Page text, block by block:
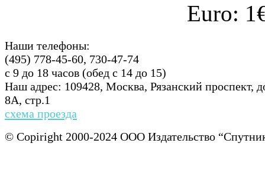
Euro:
Наши телефоны:
(495) 778-45-60, 730-47-74
с 9 до 18 часов (обед с 14 до 15)
Наш адрес: 109428, Москва, Рязанский проспект,
8А, стр.1
схема проезда
© Copiright 2000-2024 ООО Издательство